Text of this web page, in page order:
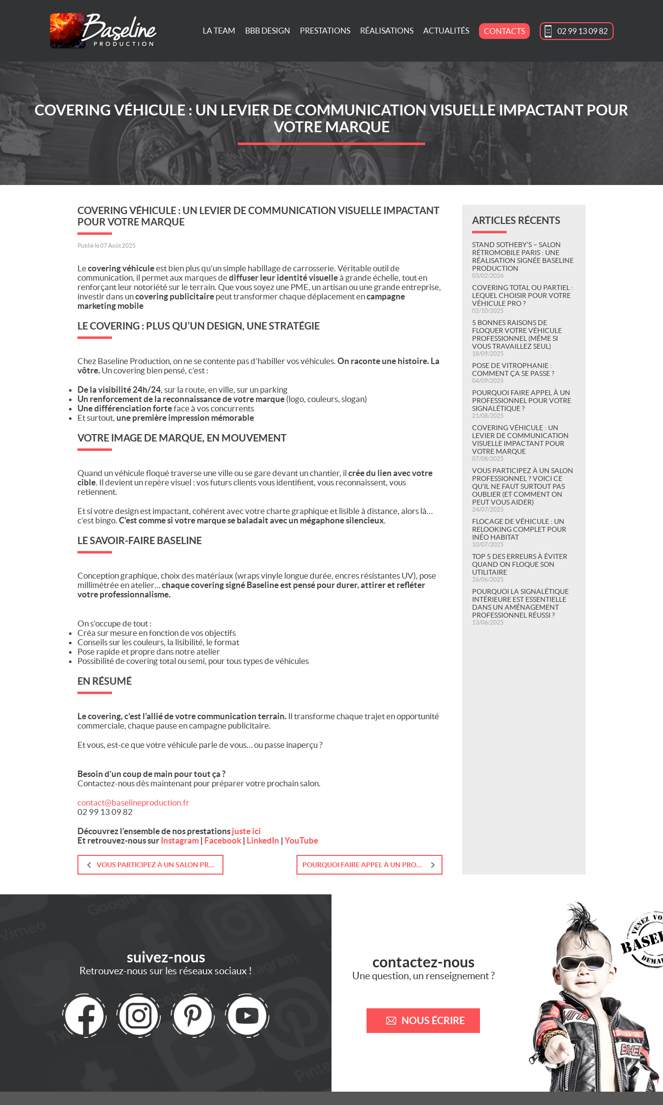
LA TEAM BBB DESIGN PRESTATIONS RÉALISATIONS ACTUALITÉS CONTACTS 02 99 13 09 82
COVERING VÉHICULE : UN LEVIER DE COMMUNICATION VISUELLE IMPACTANT POUR
VOTRE MARQUE
COVERING VÉHICULE : UN LEVIER DE COMMUNICATION VISUELLE IMPACTANT
POUR VOTRE MARQUE
Publié le 07 Août 2025
Lecovering véhiculeest bien plus qu’un simple habillage de carrosserie. Véritable outil de
communication, il permet aux marques dediffuser leur identité visuelleà grande échelle, tout en
renforçant leur notoriété sur le terrain. Que vous soyez une PME, un artisan ou une grande entreprise,
investir dans uncovering publicitaire peut transformer chaque déplacement encampagne
marketing mobile
LE COVERING : PLUS QU’UN DESIGN, UNE STRATÉGIE
Chez Baseline Production, on ne se contente pas d’habiller vos véhicules.On raconte une histoire. La
vôtre. Un covering bien pensé, c’est :
De la visibilité 24h/24, sur la route, en ville, sur un parking
Un renforcement de la reconnaissance de votre marque (logo, couleurs, slogan)
Une différenciation forteface à vos concurrents
Et surtout, une première impression mémorable
VOTRE IMAGE DE MARQUE, EN MOUVEMENT
Quand un véhicule floqué traverse une ville ou se gare devant un chantier, ilcrée du lien avec votre
cible. Il devient un repère visuel : vos futurs clients vous identifient, vous reconnaissent, vous
retiennent.
Et si votre design est impactant, cohérent avec votre charte graphique et lisible à distance, alors là…
c’est bingo.C’est comme si votre marque se baladait avec un mégaphone silencieux.
LE SAVOIR-FAIRE BASELINE
Conception graphique, choix des matériaux (wraps vinyle longue durée, encres résistantes UV), pose
millimétrée en atelier…chaque covering signé Baseline est pensé pour durer, attirer et refléter
votre professionnalisme.
On s’occupe de tout :
Créa sur mesure en fonction de vos objectifs
Conseils sur les couleurs, la lisibilité, le format
Pose rapide et propre dans notre atelier
Possibilité de covering total ou semi, pour tous types de véhicules
EN RÉSUMÉ
Le covering, c’est l’allié de votre communication terrain. Il transforme chaque trajet en opportunité
commerciale, chaque pause en campagne publicitaire.
Et vous, est-ce que votre véhicule parle de vous… ou passe inaperçu ?
Besoin d’un coup de main pour tout ça ?
Contactez-nous dès maintenant pour préparer votre prochain salon.
contact@baselineproduction.fr
02 99 13 09 82
Découvrez l’ensemble de nos prestations juste ici
Et retrouvez-nous sur Instagram | Facebook | LinkedIn |YouTube
VOUS PARTICIPEZ À UN SALON PROFESSIONNEL ? VOICI CE QU’IL NE FAUT SURTOUT PAS OUBLIER (ET COMMENT ON PEUT VOUS AIDER) POURQUOI FAIRE APPEL À UN PROFESSIONNEL POUR VOTRE SIGNALÉTIQUE ?
ARTICLES RÉCENTS
STAND SOTHEBY’S – SALON
RÉTROMOBILE PARIS : UNE
RÉALISATION SIGNÉE BASELINE
PRODUCTION
03/02/2026
COVERING TOTAL OU PARTIEL :
LEQUEL CHOISIR POUR VOTRE
VÉHICULE PRO ?
02/10/2025
5 BONNES RAISONS DE
FLOQUER VOTRE VÉHICULE
PROFESSIONNEL (MÊME SI
VOUS TRAVAILLEZ SEUL)
18/09/2025
POSE DE VITROPHANIE :
COMMENT ÇA SE PASSE ?
04/09/2025
POURQUOI FAIRE APPEL À UN
PROFESSIONNEL POUR VOTRE
SIGNALÉTIQUE ?
21/08/2025
COVERING VÉHICULE : UN
LEVIER DE COMMUNICATION
VISUELLE IMPACTANT POUR
VOTRE MARQUE
07/08/2025
VOUS PARTICIPEZ À UN SALON
PROFESSIONNEL ? VOICI CE
QU’IL NE FAUT SURTOUT PAS
OUBLIER (ET COMMENT ON
PEUT VOUS AIDER)
24/07/2025
FLOCAGE DE VÉHICULE : UN
RELOOKING COMPLET POUR
INÉO HABITAT
10/07/2025
TOP 5 DES ERREURS À ÉVITER
QUAND ON FLOQUE SON
UTILITAIRE
26/06/2025
POURQUOI LA SIGNALÉTIQUE
INTÉRIEURE EST ESSENTIELLE
DANS UN AMÉNAGEMENT
PROFESSIONNEL RÉUSSI ?
13/06/2025
suivez-nous
Retrouvez-nous sur les réseaux sociaux !
contactez-nous
Une question, un renseignement ?
NOUS ÉCRIRE